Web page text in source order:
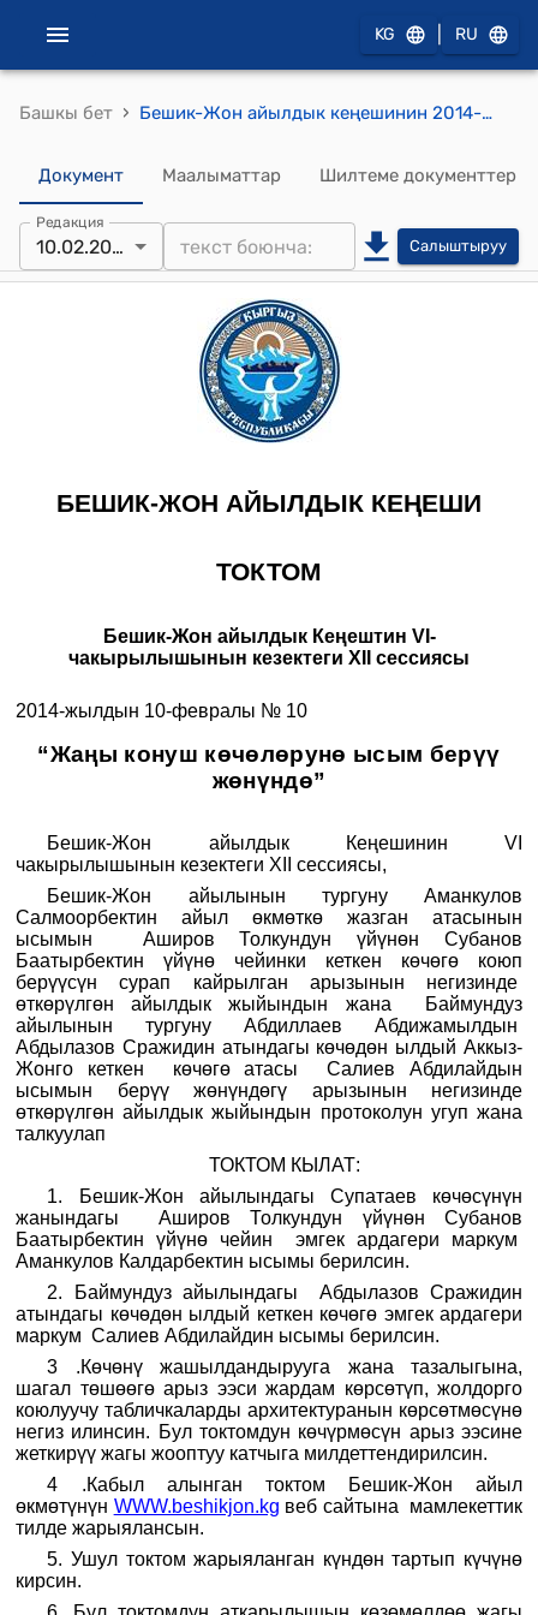
KG RU
Башкы бет › Бешик-Жон айылдык кеңешинин 2014-жылдын 10-февралындагы № 10 “Жаңы конуш көчөлөрунө ысым берүү жөнүндө” токтому
Документ Маалыматтар Шилтеме документтер
Редакция
10.02.2014 Салыштыруу